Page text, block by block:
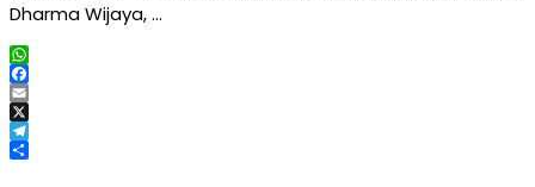
Dharma Wijaya, …
WhatsApp
Facebook
Email
X
Telegram